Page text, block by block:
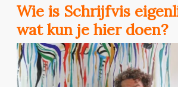
Wie is Schrijfvis
wat kun je hier doen?